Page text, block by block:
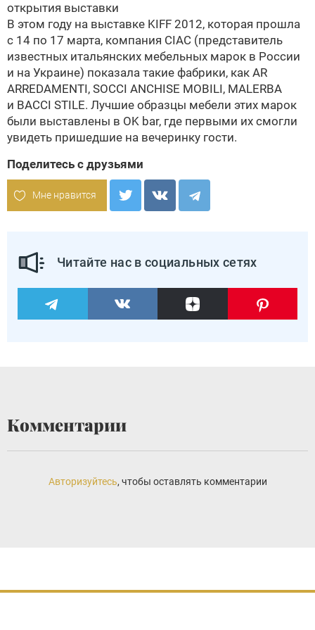
открытия выставки
В этом году на выставке KIFF 2012, которая прошла
с 14 по 17 марта, компания CIAC (представитель
известных итальянских мебельных марок в России
и на Украине) показала такие фабрики, как AR
ARREDAMENTI, SOCCI ANCHISE MOBILI, MALERBA
и BACCI STILE. Лучшие образцы мебели этих марок
были выставлены в OK bar, где первыми их смогли
увидеть пришедшие на вечеринку гости.
Поделитесь с друзьями
Мне нравится
Читайте нас в социальных сетях
Комментарии
Авторизуйтесь, чтобы оставлять комментарии